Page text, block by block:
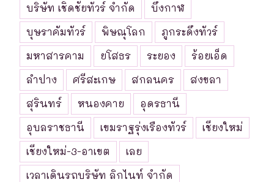
บริษัท เชิดชัยทัวร์ จำกัด
บึงกาฬ
บุษราคัมทัวร์
พิษณุโลก
ภูกระดึงทัวร์
มหาสารคาม
ยโสธร ระยอง
ร้อยเอ็ด
ลำปาง
ศรีสะเกษ สกลนคร
สงขลา
สุรินทร์
หนองคาย
อุดรธานี
อุบลราชธานี
เขมราฐรุ่งเรืองทัวร์
เชียงใหม่
เชียงใหม่-3-อาเขต
เลย
เวลาเดินรถบริษัท ลิกไนท์ จำกัด